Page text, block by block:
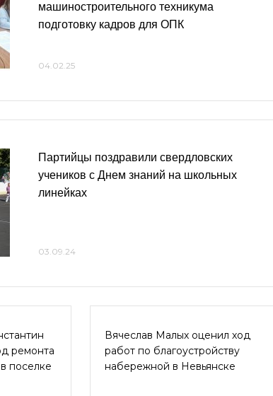
машиностроительного техникума
подготовку кадров для ОПК
04.02.25
Партийцы поздравили свердловских
учеников с Днем знаний на школьных
линейках
03.09.24
ремонта
поселке
Вячеслав Малых оценил ход
работ по благоустройству
набережной в Невьянске